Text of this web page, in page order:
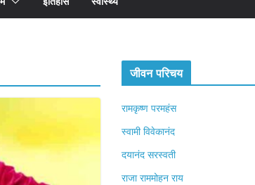
जीवन परिचय
रामकृष्ण परमहंस
स्वामी विवेकानंद
दयानंद सरस्वती
राजा राममोहन राय